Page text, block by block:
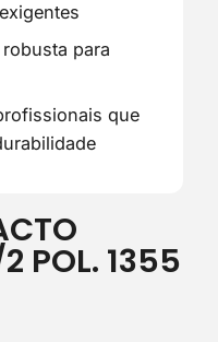
para
que
POL. 1355